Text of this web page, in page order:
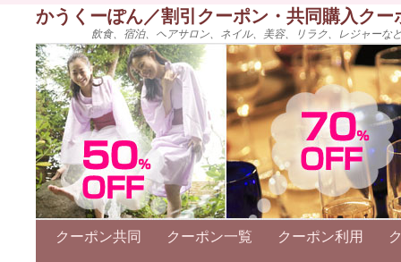
かうくーぽん／割引クーポン・共同購入ク
飲食、宿泊、ヘアサロン、ネイル、美容、リラク、レジャー
クーポン共同 クーポン一覧 クーポン利用